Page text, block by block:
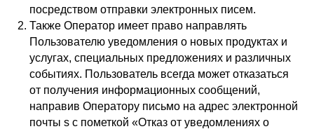
посредством отправки электронных писем.
Также Оператор имеет право направлять
Пользователю уведомления о новых продуктах и
услугах, специальных предложениях и различных
событиях. Пользователь всегда может отказаться
от получения информационных сообщений,
направив Оператору письмо на адрес электронной
почты s с пометкой «Отказ от уведомлениях о